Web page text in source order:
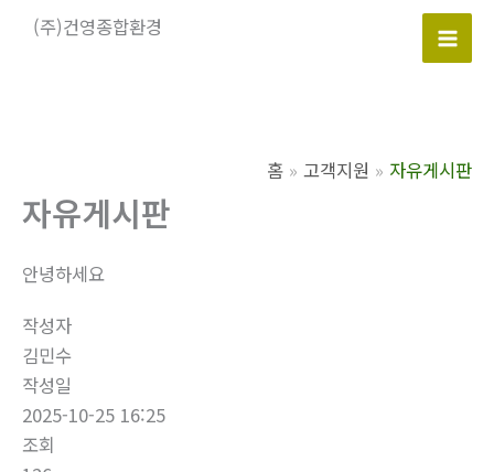
(주)건영종합환경
Main
홈 고객지원 자유게시판
자유게시판
안녕하세요
작성자
김민수
작성일
2025-10-25 16:25
조회